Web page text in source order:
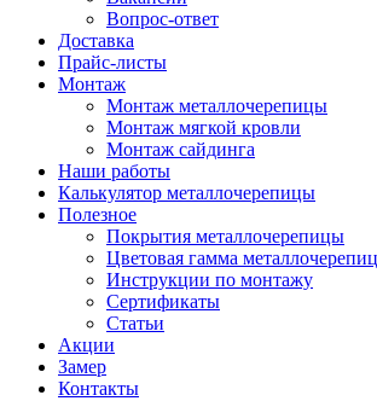
Вопрос-ответ
Доставка
Прайс-листы
Монтаж
Монтаж металлочерепицы
Монтаж мягкой кровли
Монтаж сайдинга
Наши работы
Калькулятор металлочерепицы
Полезное
Покрытия металлочерепицы
Цветовая гамма
Инструкции по монтажу
Сертификаты
Статьи
Акции
Замер
Контакты